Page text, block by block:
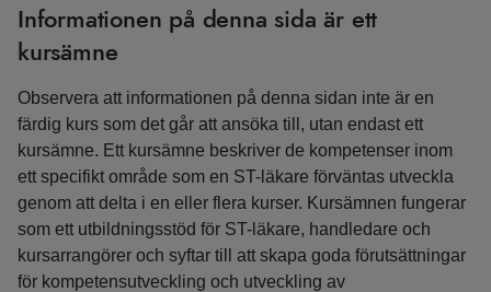
Informationen på denna sida är ett
kursämne
Observera att informationen på denna sidan inte är en
färdig kurs som det går att ansöka till, utan endast ett
kursämne. Ett kursämne beskriver de kompetenser inom
ett specifikt område som en ST-läkare förväntas utveckla
genom att delta i en eller flera kurser. Kursämnen fungerar
som ett utbildningsstöd för ST-läkare, handledare och
kursarrangörer och syftar till att skapa goda förutsättningar
för kompetensutveckling och utveckling av